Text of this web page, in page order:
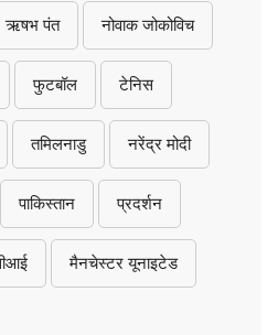
ऋषभ पंत नोवाक जोकोविच
फुटबॉल टेनिस
तमिलनाडु नरेंद्र मोदी
पाकिस्तान प्रदर्शन
मैनचेस्टर यूनाइटेड